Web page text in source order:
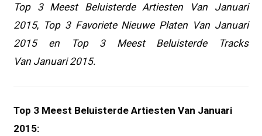
Top 3 Meest Beluisterde Artiesten Van Januari
2015, Top 3 Favoriete Nieuwe Platen Van Januari
2015 en Top 3 Meest Beluisterde Tracks
Van Januari 2015.
Top 3 Meest Beluisterde Artiesten Van Januari
2015: